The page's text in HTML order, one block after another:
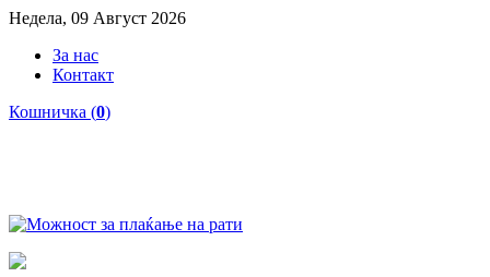
Недела, 09 Август 2026
За нас
Контакт
Кошничка (0)